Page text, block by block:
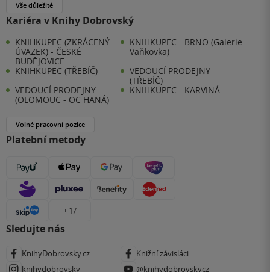
Vše důležité
Kariéra v Knihy Dobrovský
KNIHKUPEC (ZKRÁCENÝ
ÚVAZEK) - ČESKÉ
BUDĚJOVICE
KNIHKUPEC - BRNO (Galerie
Vaňkovka)
KNIHKUPEC (TŘEBÍČ)
VEDOUCÍ PRODEJNY
(TŘEBÍČ)
VEDOUCÍ PRODEJNY
(OLOMOUC - OC HANÁ)
KNIHKUPEC - KARVINÁ
Volné pracovní pozice
Platební metody
+ 17
Sledujte nás
KnihyDobrovsky.cz
Knižní závisláci
knihydobrovsky
@knihydobrovskycz